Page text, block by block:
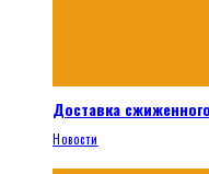
Доставка
Новости